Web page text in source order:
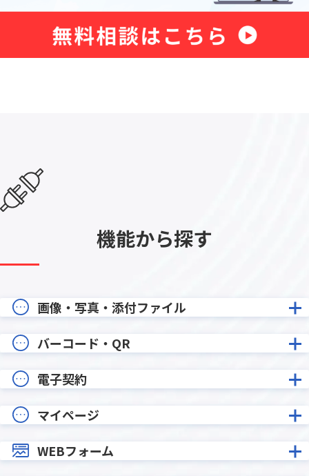
機能から探す
画像・写真・添付ファイル
バーコード・QR
電子契約
マイページ
WEBフォーム